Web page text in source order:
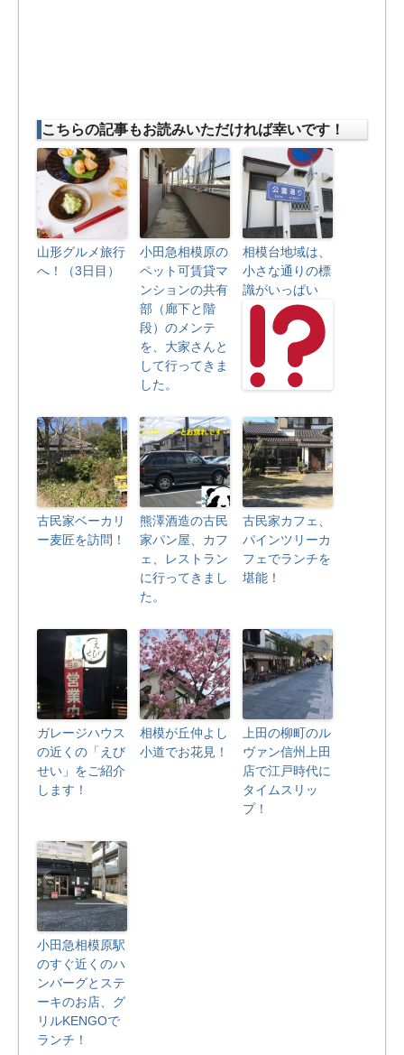
こちらの記事もお読みいただければ幸いです！
山形グルメ旅行
へ！（3日目）
小田急相模原の
ペット可賃貸マ
ンションの共有
部（廊下と階
段）のメンテ
を、大家さんと
して行ってきま
した。
相模台地域は、
小さな通りの標
識がいっぱい
古民家ベーカリ
ー麦匠を訪問！
熊澤酒造の古民
家パン屋、カフ
ェ、レストラン
に行ってきまし
た。
古民家カフェ、
パインツリーカ
フェでランチを
堪能！
ガレージハウス
の近くの「えび
せい」をご紹介
します！
相模が丘仲よし
小道でお花見！
上田の柳町のル
ヴァン信州上田
店で江戸時代に
タイムスリッ
プ！
小田急相模原駅
のすぐ近くのハ
ンバーグとステ
ーキのお店、グ
リルKENGOで
ランチ！